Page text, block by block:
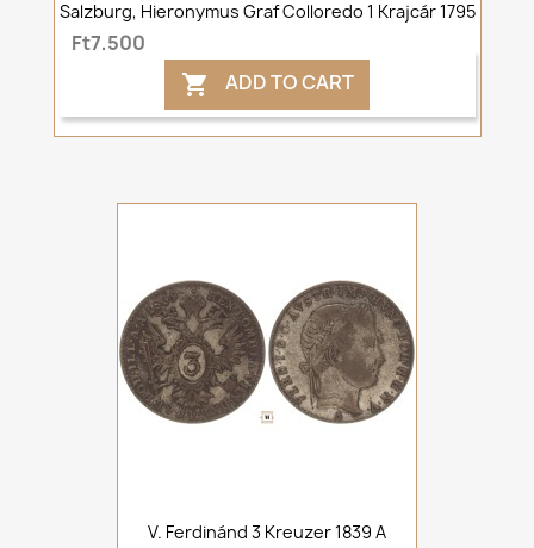
Salzburg, Hieronymus Graf Colloredo 1 Krajcár 1795
Ft7,500
 ADD TO CART
V. Ferdinánd 3 Kreuzer 1839 A